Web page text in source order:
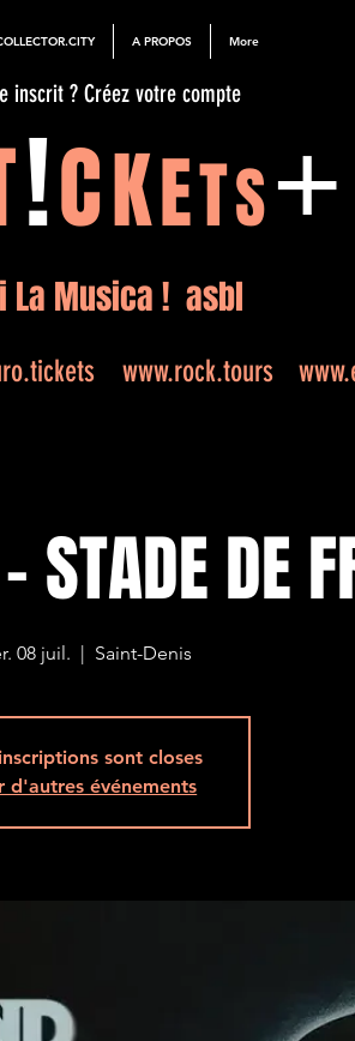
A PROPOS More
inscrit ? Créez votre compte
!CKETS+
La Musica ! asbl
www.rock.tours
STADE DE
08 juil.
  |
Saint-Denis
sont closes
d'autres événements